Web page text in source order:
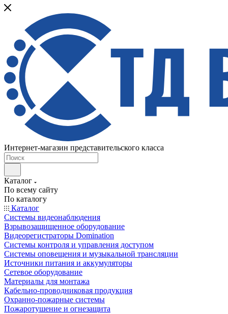
Интернет-магазин представительского класса
Каталог
По всему сайту
По каталогу
Каталог
Системы видеонаблюдения
Взрывозащищенное оборудование
Видеорегистраторы Domination
Системы контроля и управления доступом
Системы оповещения и музыкальной трансляции
Источники питания и аккумуляторы
Сетевое оборудование
Материалы для монтажа
Кабельно-проводниковая продукция
Охранно-пожарные системы
Пожаротушение и огнезащита